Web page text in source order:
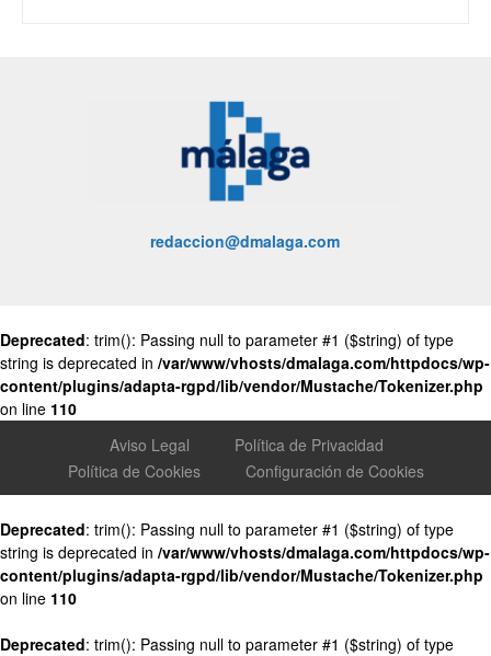
redaccion@dmalaga.com
Deprecated: trim(): Passing null to parameter #1 ($string) of type
string is deprecated in /var/www/vhosts/dmalaga.com/httpdocs/wp-
content/plugins/adapta-rgpd/lib/vendor/Mustache/Tokenizer.php
on line 110
Aviso Legal
Política de Privacidad
Política de Cookies
Configuración de Cookies
Deprecated: trim(): Passing null to parameter #1 ($string) of type
string is deprecated in /var/www/vhosts/dmalaga.com/httpdocs/wp-
content/plugins/adapta-rgpd/lib/vendor/Mustache/Tokenizer.php
on line 110
Deprecated: trim(): Passing null to parameter #1 ($string) of type